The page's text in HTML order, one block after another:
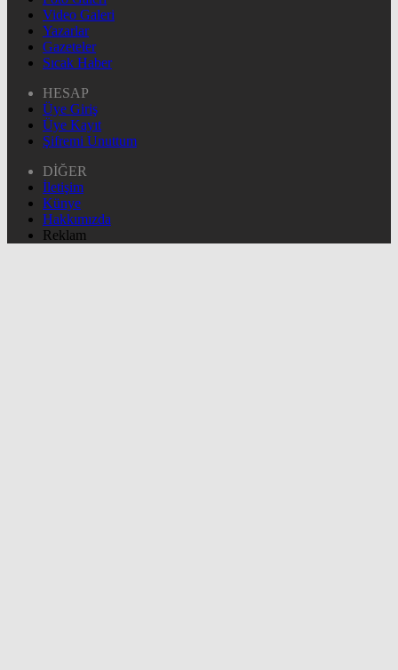
Video Galeri
Yazarlar
Gazeteler
Sıcak Haber
HESAP
Üye Giriş
Üye Kayıt
Şifremi Unuttum
DİĞER
İletişim
Künye
Hakkımızda
Reklam